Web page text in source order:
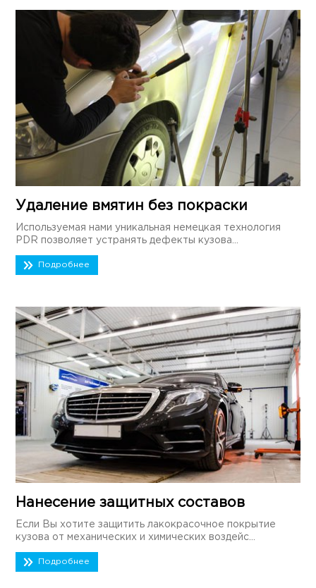
Удаление вмятин без покраски
Используемая нами уникальная немецкая технология
PDR позволяет устранять дефекты кузова...
Подробнее
Нанесение защитных составов
Если Вы хотите защитить лакокрасочное покрытие
кузова от механических и химических воздейс...
Подробнее